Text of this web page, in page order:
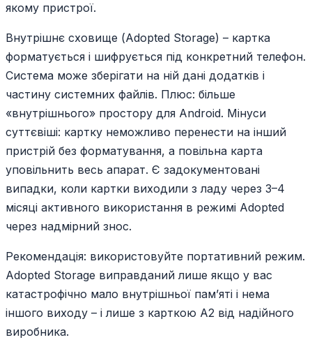
якому пристрої.
Внутрішнє сховище (Adopted Storage) – картка
форматується і шифрується під конкретний телефон.
Система може зберігати на ній дані додатків і
частину системних файлів. Плюс: більше
«внутрішнього» простору для Android. Мінуси
суттєвіші: картку неможливо перенести на інший
пристрій без форматування, а повільна карта
уповільнить весь апарат. Є задокументовані
випадки, коли картки виходили з ладу через 3–4
місяці активного використання в режимі Adopted
через надмірний знос.
Рекомендація: використовуйте портативний режим.
Adopted Storage виправданий лише якщо у вас
катастрофічно мало внутрішньої пам’яті і нема
іншого виходу – і лише з карткою A2 від надійного
виробника.